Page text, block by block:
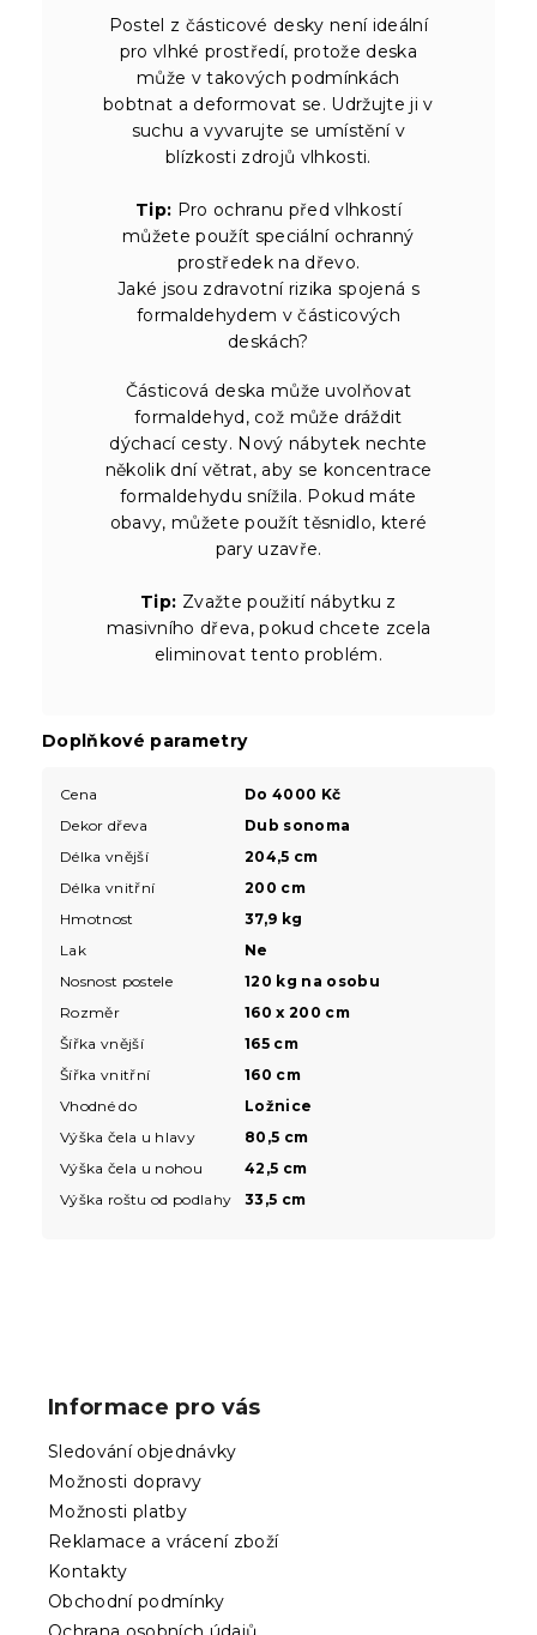
Postel z částicové desky není ideální
pro vlhké prostředí, protože deska
může v takových podmínkách
bobtnat a deformovat se. Udržujte ji v
suchu a vyvarujte se umístění v
blízkosti zdrojů vlhkosti.
Tip: Pro ochranu před vlhkostí
můžete použít speciální ochranný
prostředek na dřevo.
Jaké jsou zdravotní rizika spojená s
formaldehydem v částicových
deskách?
Částicová deska může uvolňovat
formaldehyd, což může dráždit
dýchací cesty. Nový nábytek nechte
několik dní větrat, aby se koncentrace
formaldehydu snížila. Pokud máte
obavy, můžete použít těsnidlo, které
pary uzavře.
Tip: Zvažte použití nábytku z
masivního dřeva, pokud chcete zcela
eliminovat tento problém.
Doplňkové parametry
Cena
Do 4000 Kč
Dekor dřeva
Dub sonoma
Délka vnější
204,5 cm
Délka vnitřní
200 cm
Hmotnost
37,9 kg
Lak
Ne
Nosnost postele
120 kg na osobu
Rozměr
160 x 200 cm
Šířka vnější
165 cm
Šířka vnitřní
160 cm
Vhodné do
Ložnice
Výška čela u hlavy
80,5 cm
Výška čela u nohou
42,5 cm
Výška roštu od podlahy
33,5 cm
Informace pro vás
Sledování objednávky
Možnosti dopravy
Možnosti platby
Reklamace a vrácení zboží
Kontakty
Obchodní podmínky